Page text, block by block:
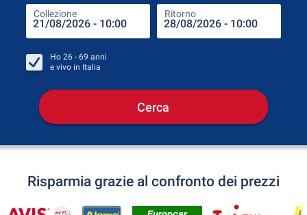
Collezione Ritorno
Ho 26 - 69 anni
e vivo in Italia
Cerca
Risparmia grazie al confronto dei prezzi